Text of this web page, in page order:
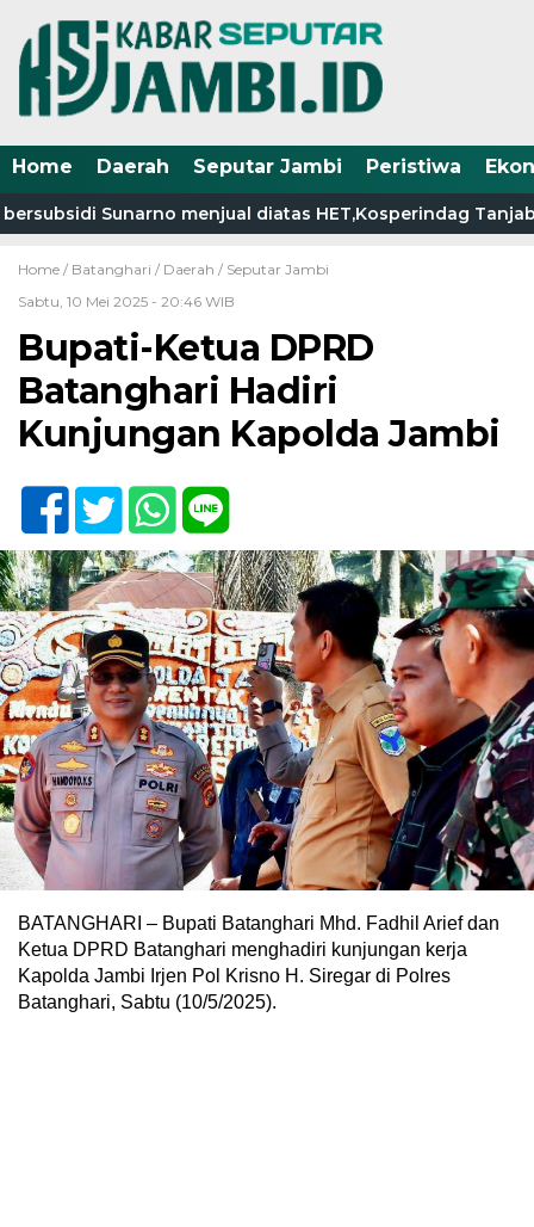
Home Daerah Seputar Jambi Peristiwa
Sunarno menjual diatas HET,Kosperindag Tanjab
Home / Batanghari / Daerah / Seputar Jambi
Sabtu, 10 Mei 2025 - 20:46 WIB
Bupati-Ketua DPRD
Batanghari Hadiri
Kunjungan Kapolda Jambi
BATANGHARI – Bupati Batanghari Mhd. Fadhil Arief dan
Ketua DPRD Batanghari menghadiri kunjungan kerja
Kapolda Jambi Irjen Pol Krisno H. Siregar di Polres
Batanghari, Sabtu (10/5/2025).